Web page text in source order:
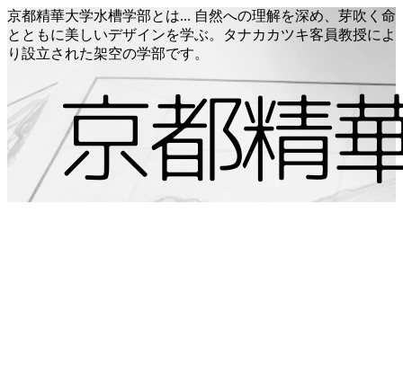
京都精華大学水槽学部とは... 自然への理解を深め、芽吹く命
とともに美しいデザインを学ぶ。タナカカツキ客員教授によ
り設立された架空の学部です。